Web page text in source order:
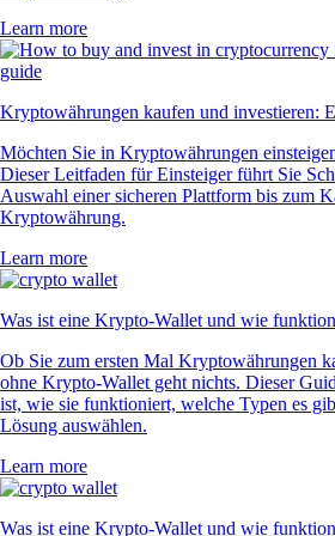
Learn more
Kryptowährungen kaufen und investieren:
Möchten Sie in Kryptowährungen
Dieser Leitfaden für Einsteiger führt Sie
Auswahl einer sicheren Plattform bis zum
Kryptowährung.
Learn more
Was ist eine Krypto-Wallet und wie
Ob Sie zum ersten Mal Kryptowährungen
ohne Krypto-Wallet geht nichts. Dieser
ist, wie sie funktioniert, welche Typen es
Lösung auswählen.
Learn more
Was ist eine Krypto-Wallet und wie